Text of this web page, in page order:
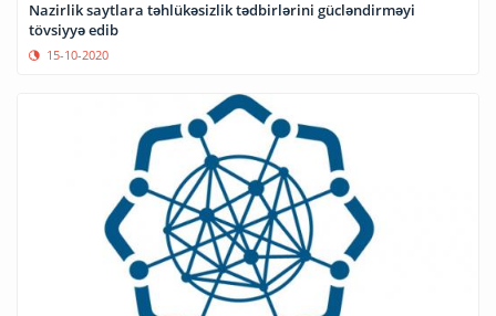
Nazirlik saytlara təhlükəsizlik tədbirlərini gücləndirməyi
tövsiyyə edib
15-10-2020